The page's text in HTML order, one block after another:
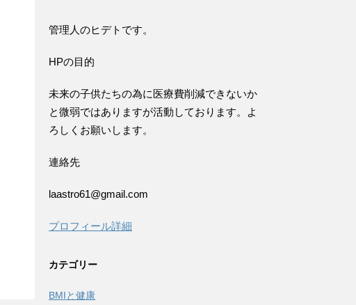
管理人のヒデトです。
HPの目的
未来の子供たちの為に医療費削減できないか
と微弱ではありますが活動しております。よ
ろしくお願いします。
連絡先
laastro61@gmail.com
プロフィール詳細
カテゴリー
BMIと健康